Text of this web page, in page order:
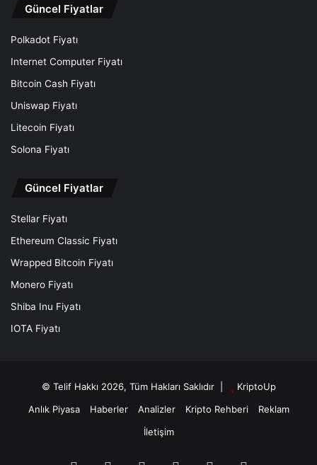
Güncel Fiyatlar
Polkadot Fiyatı
Internet Computer Fiyatı
Bitcoin Cash Fiyatı
Uniswap Fiyatı
Litecoin Fiyatı
Solona Fiyatı
Güncel Fiyatlar
Stellar Fiyatı
Ethereum Classic Fiyatı
Wrapped Bitcoin Fiyatı
Monero Fiyatı
Shiba Inu Fiyatı
IOTA Fiyatı
© Telif Hakkı 2026, Tüm Hakları Saklıdır |
KriptoUp
Anlık Piyasa
Haberler Analizler Kripto Rehberi
Reklam
İletişim